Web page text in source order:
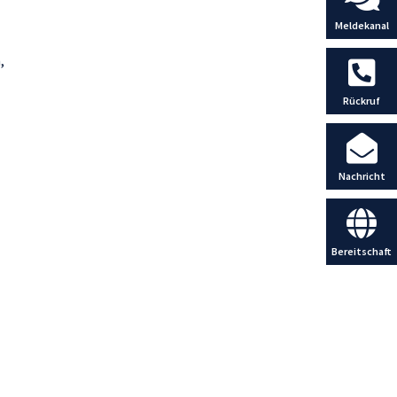
Meldekanal
Rückruf
Nachricht
Bereitschaft